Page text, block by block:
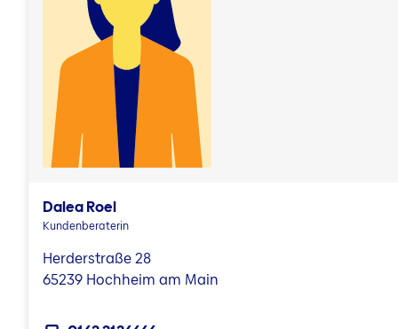
Dalea Roel
Kundenberaterin
Herderstraße 28
65239 Hochheim am Main